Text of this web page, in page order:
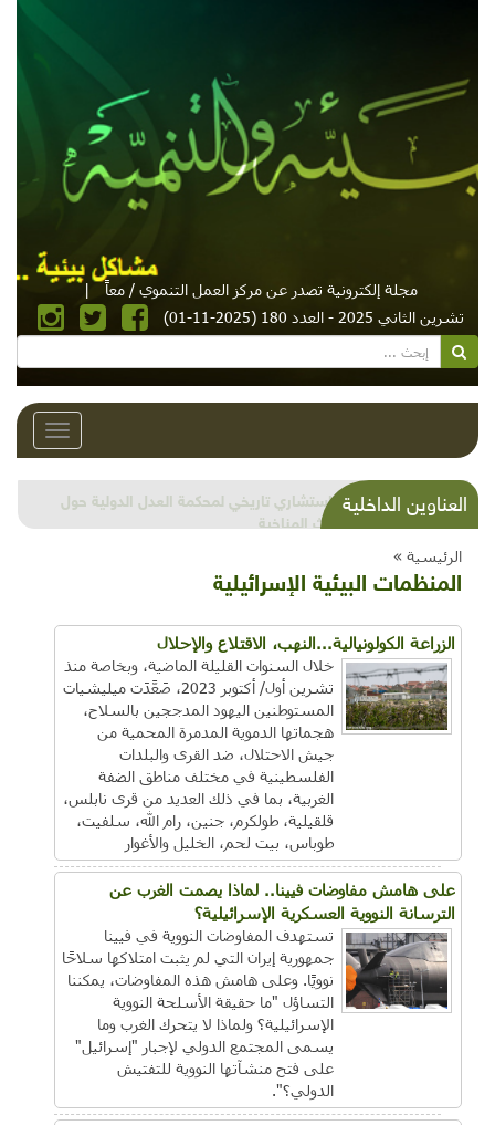
مجلة إلكترونية تصدر عن مركز العمل التنموي / معاً
|
تشرين الثاني 2025 - العدد 180 (2025-11-01)
Toggle
العناوين الداخليةشذرات بيئية وتنموية...بنية تحتية وحلويات قبيحة
وحاكورة ونوبل وزيتون و"سيباط"
الرئيسية »
المنظمات البيئية الإسرائيلية
الزراعة الكولونيالية...النهب، الاقتلاع والإحلال
خلال السنوات القليلة الماضية، وبخاصة منذ
تشرين أول/ أكتوبر 2023، صَعَّدَت ميليشيات
المستوطنين اليهود المدججين بالسلاح،
هجماتها الدموية المدمرة المحمية من
جيش الاحتلال، ضد القرى والبلدات
الفلسطينية في مختلف مناطق الضفة
الغربية، بما في ذلك العديد من قرى نابلس،
قلقيلية، طولكرم، جنين، رام الله، سلفيت،
طوباس، بيت لحم، الخليل والأغوار
على هامش مفاوضات فيينا.. لماذا يصمت الغرب عن
الترسانة النووية العسكرية الإسرائيلية؟
تستهدف المفاوضات النووية في فيينا
جمهورية إيران التي لم يثبت امتلاكها سلاحًا
نوويًا. وعلى هامش هذه المفاوضات، يمكننا
التساؤل "ما حقيقة الأسلحة النووية
الإسرائيلية؟ ولماذا لا يتحرك الغرب وما
يسمى المجتمع الدولي لإجبار "إسرائيل"
على فتح منشآتها النووية للتفتيش
الدولي؟".